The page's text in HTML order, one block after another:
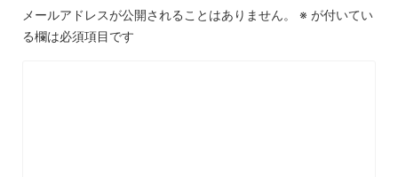
メールアドレスが公開されることはありません。 ※ が付いてい
る欄は必須項目です